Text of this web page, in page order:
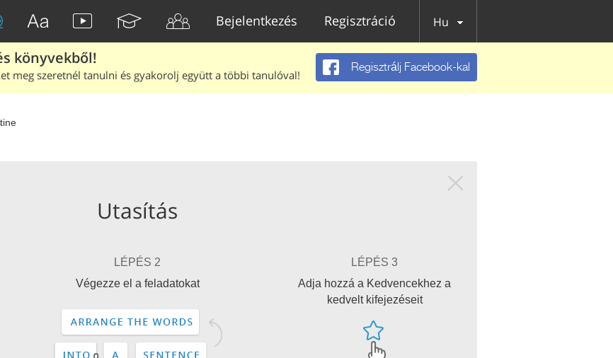
Bejelentkezés Regisztráció Hu
könyvekből!
meg szeretnél tanulni és gyakorolj együtt a többi tanulóval!
Regisztrálj Facebook-kal
Utasítás
LÉPÉS 2
Végezze el a feladatokat
LÉPÉS 3
Adja hozzá a Kedvencekhez a
kedvelt kifejezéseit